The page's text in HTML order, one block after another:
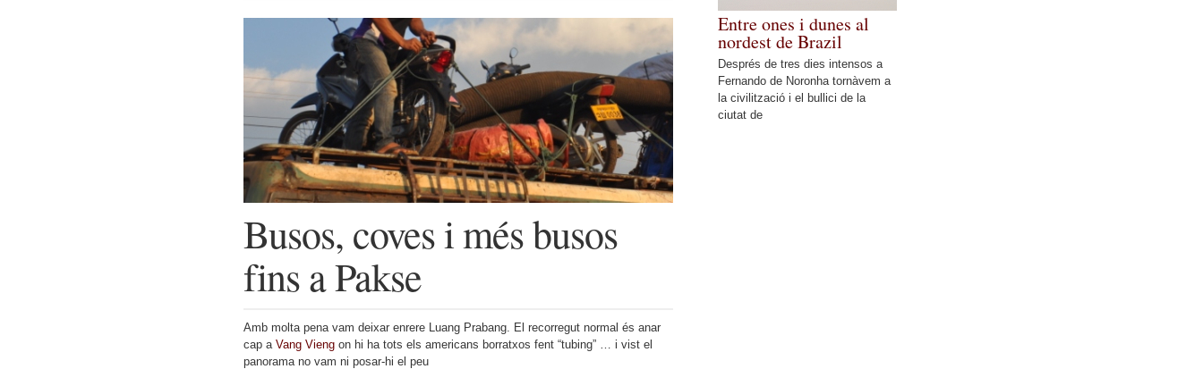
Busos, coves i més busos
fins a Pakse
Amb molta pena vam deixar enrere Luang Prabang. El recorregut normal és anar
cap a Vang Vieng on hi ha tots els americans borratxos fent “tubing” … i vist el
panorama no vam ni posar-hi el peu
Entre ones i dunes al
nordest de Brazil
Després de tres dies intensos a
Fernando de Noronha tornàvem a
la civilització i el bullici de la
ciutat de